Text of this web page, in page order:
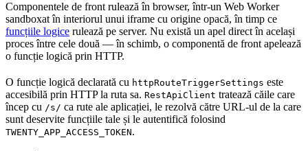
Componentele de front rulează în browser, într-un Web Worker
sandboxat în interiorul unui iframe cu origine opacă, în timp ce
funcțiile logice rulează pe server. Nu există un apel direct în același
proces între cele două — în schimb, o componentă de front apelează
o funcție logică prin HTTP.
O funcție logică declarată cu httpRouteTriggerSettings este
accesibilă prin HTTP la ruta sa. RestApiClient tratează căile care
încep cu /s/ ca rute ale aplicației, le rezolvă către URL-ul de la care
sunt deservite funcțiile tale și le autentifică folosind
TWENTY_APP_ACCESS_TOKEN.